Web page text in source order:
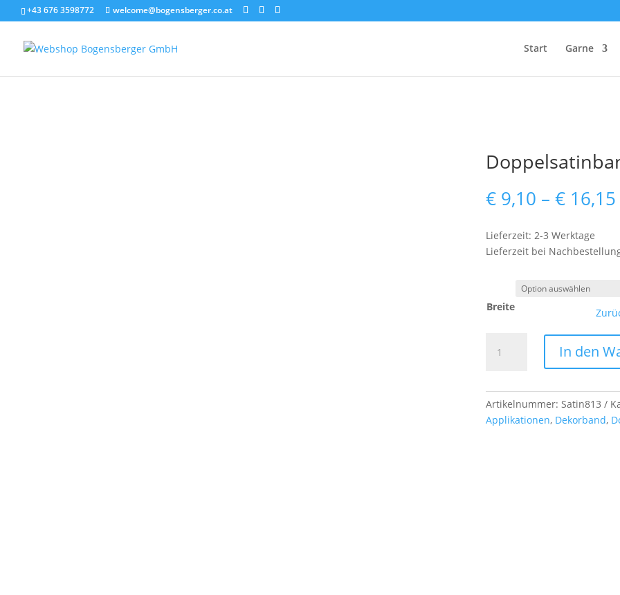
+43 676 3598772 welcome@bogensberger.co.at
Start Garne
€9,10 – €16,15
Lieferzeit: 2-3 Werktage
Lieferzeit bei
Breite
Doppelsatinband,
col.
green
Menge
In den
Artikelnummer: Satin813
Applikationen, Dekorband,